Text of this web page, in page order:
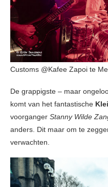
Customs @Kafee Zapoi te
De grappigste – maar
komt van het fantastische
voorganger Stanny Wilde
anders. Dit maar om te
verwachten.